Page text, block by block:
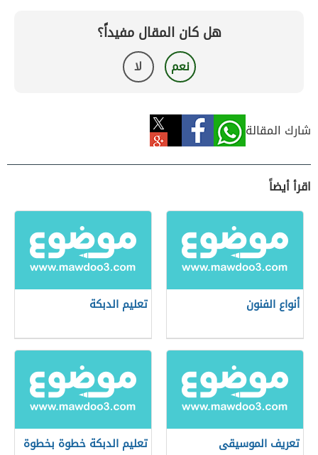
هل كان المقال مفيداً؟
نعم لا
شارك المقالة
اقرأ أيضاً
أنواع الفنون تعليم الدبكة
تعريف الموسيقى تعليم الدبكة خطوة بخطوة